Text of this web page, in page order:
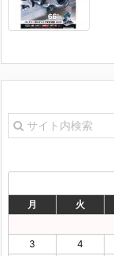
月
火
3
4